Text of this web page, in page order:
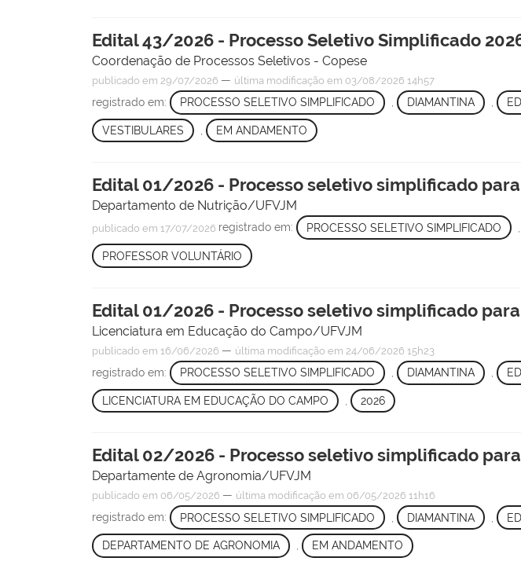
Edital 43/2026 - Processo Seletivo Simplificado
Coordenação de Processos Seletivos - Copese
publicado em 29/07/2026 — última modificação em 03/08/2026 14h57
registrado em: PROCESSO SELETIVO SIMPLIFICADO , DIAMANTINA ,
VESTIBULARES EM ANDAMENTO
Edital 01/2026 - Processo seletivo simplificado
Departamento de Nutrição/UFVJM
publicado em 17/07/2026 registrado em: PROCESSO SELETIVO SIMPLIFICADO
PROFESSOR VOLUNTÁRIO
Edital 01/2026 - Processo seletivo simplificado
Licenciatura em Educação do Campo/UFVJM
publicado em 16/06/2026 — última modificação em 24/06/2026 15h23
registrado em: PROCESSO SELETIVO SIMPLIFICADO , DIAMANTINA ,
LICENCIATURA EM EDUCAÇÃO DO CAMPO 2026
Edital 02/2026 - Processo seletivo simplificado
Departamente de Agronomia/UFVJM
publicado em 06/05/2026 — última modificação em 06/05/2026 11h16
registrado em: PROCESSO SELETIVO SIMPLIFICADO DIAMANTINA
DEPARTAMENTO DE AGRONOMIA , EM ANDAMENTO